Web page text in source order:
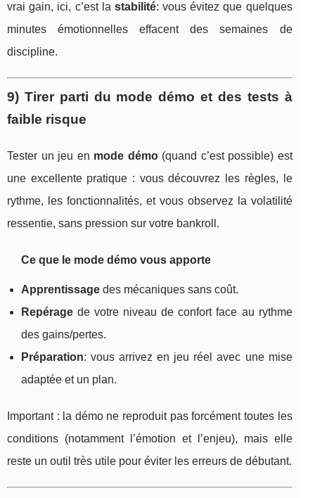
vrai gain, ici, c’est la stabilité: vous évitez que quelques
minutes émotionnelles effacent des semaines de
discipline.
9) Tirer parti du mode démo et des tests à
faible risque
Tester un jeu en mode démo(quand c’est possible) est
une excellente pratique : vous découvrez les règles, le
rythme, les fonctionnalités, et vous observez la volatilité
ressentie, sans pression sur votre bankroll.
Ce que le mode démo vous apporte
Apprentissage des mécaniques sans coût.
Repérage de votre niveau de confort face au rythme
des gains/pertes.
Préparation: vous arrivez en jeu réel avec une mise
adaptée et un plan.
Important : la démo ne reproduit pas forcément toutes les
conditions (notamment l’émotion et l’enjeu), mais elle
reste un outil très utile pour éviter les erreurs de débutant.